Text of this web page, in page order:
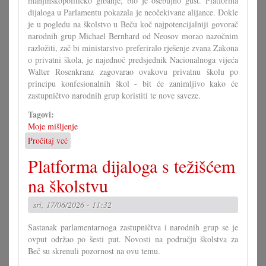
dijaloga u Parlamentu pokazala je neočekivane alijance. Dokle
je u pogledu na školstvo u Beču koč najpotencijalniji govorač
narodnih grup Michael Bernhard od Neosov morao nazočnim
razložiti, zač bi ministarstvo preferiralo rješenje zvana Zakona
o privatni škola, je najednoč predsjednik Nacionalnoga vijeća
Walter Rosenkranz zagovarao ovakovu privatnu školu po
principu konfesionalnih škol - bit će zanimljivo kako će
zastupničtvo narodnih grup koristiti te nove saveze.
Tagovi:
Moje mišljenje
Pročitaj već
Počinje
nova
era
u
Savjetu!?
Platforma dijaloga s težišćem
na školstvu
sri, 17/06/2026 - 11:32
Sastanak parlamentarnoga zastupničtva i narodnih grup se je
ovput održao po šesti put. Novosti na području školstva za
Beč su skrenuli pozornost na ovu temu.